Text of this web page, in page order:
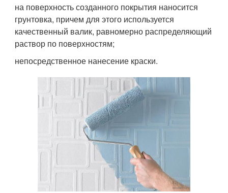
на поверхность созданного покрытия наносится
грунтовка, причем для этого используется
качественный валик, равномерно распределяющий
раствор по поверхностям;
непосредственное нанесение краски.